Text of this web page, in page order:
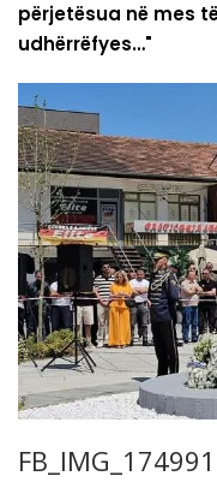
përjetësua në mes
udhërrëfyes…"